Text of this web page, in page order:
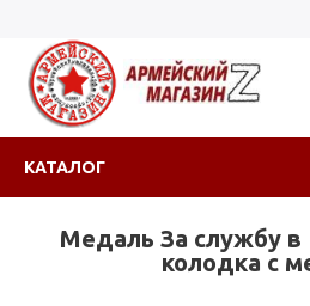
КАТАЛОГ
Медаль За службу
колодка с